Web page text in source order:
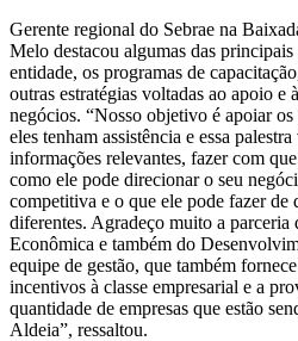
Gerente regional do Sebrae na
Melo destacou algumas das
entidade, os programas de
outras estratégias voltadas ao apoio e
negócios. “Nosso objetivo é apoiar
eles tenham assistência e essa
informações relevantes, fazer com
como ele pode direcionar o seu
competitiva e o que ele pode fazer de
diferentes. Agradeço muito a parceria
Econômica e também do
equipe de gestão, que também
incentivos à classe empresarial e a
quantidade de empresas que estão
Aldeia”, ressaltou.